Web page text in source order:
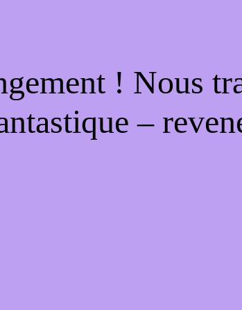
! Nous
–